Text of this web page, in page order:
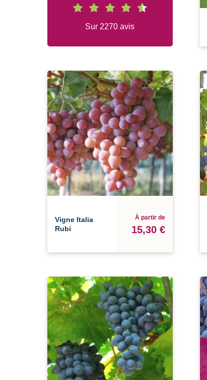
Sur 2270 avis
Vigne Italia
Rubi
À partir de
15,30 €